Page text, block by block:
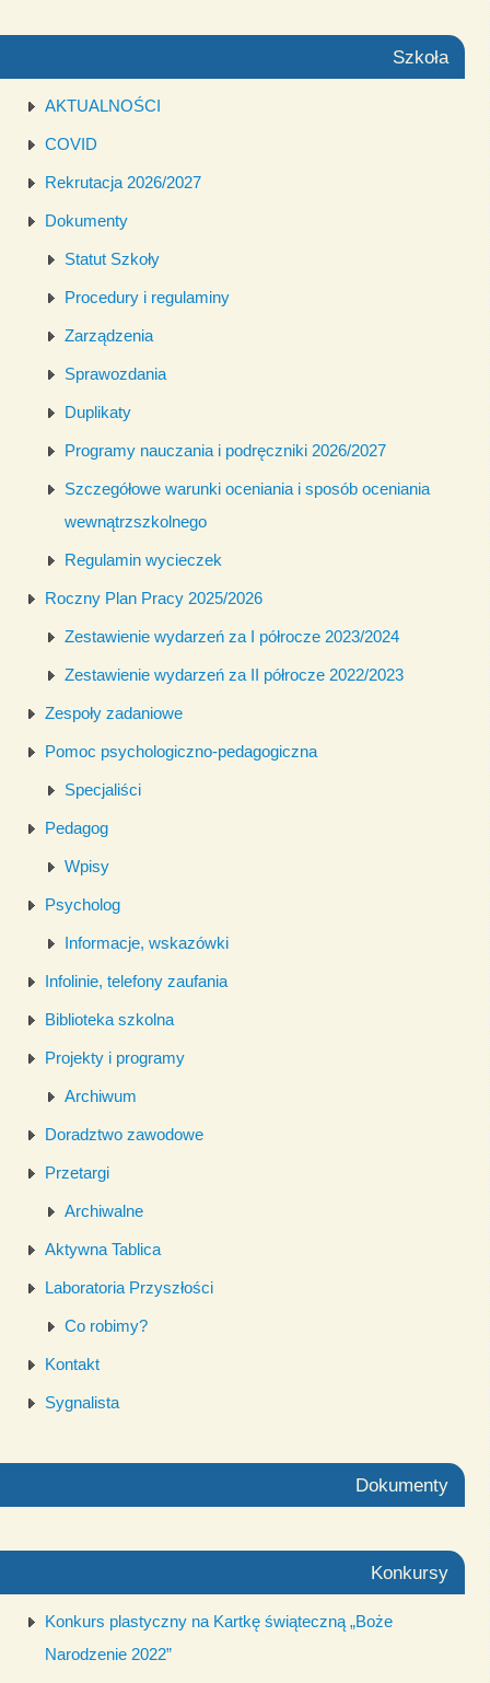
Szkoła
AKTUALNOŚCI
COVID
Rekrutacja 2026/2027
Dokumenty
Statut Szkoły
Procedury i regulaminy
Zarządzenia
Sprawozdania
Duplikaty
Programy nauczania i podręczniki 2026/2027
Szczegółowe warunki oceniania i sposób oceniania
wewnątrzszkolnego
Regulamin wycieczek
Roczny Plan Pracy 2025/2026
Zestawienie wydarzeń za I półrocze 2023/2024
Zestawienie wydarzeń za II półrocze 2022/2023
Zespoły zadaniowe
Pomoc psychologiczno-pedagogiczna
Specjaliści
Pedagog
Wpisy
Psycholog
Informacje, wskazówki
Infolinie, telefony zaufania
Biblioteka szkolna
Projekty i programy
Archiwum
Doradztwo zawodowe
Przetargi
Archiwalne
Aktywna Tablica
Laboratoria Przyszłości
Co robimy?
Kontakt
Sygnalista
Dokumenty
Konkursy
Konkurs plastyczny na Kartkę świąteczną „Boże
Narodzenie 2022”